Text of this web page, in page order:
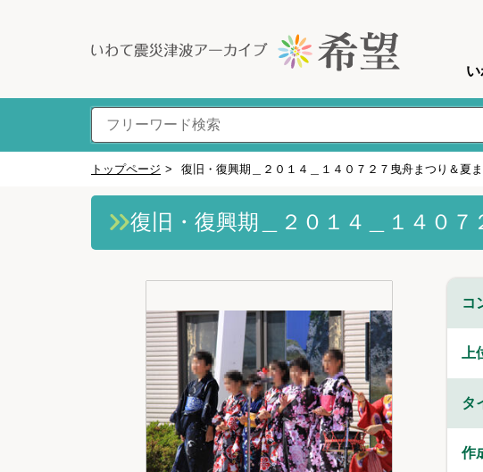
トップページ > 復旧・復興期＿２０１４＿１４０７２７曳舟まつり＆夏ま
復旧・復興期＿２０１４＿１４０
コ
タ
作